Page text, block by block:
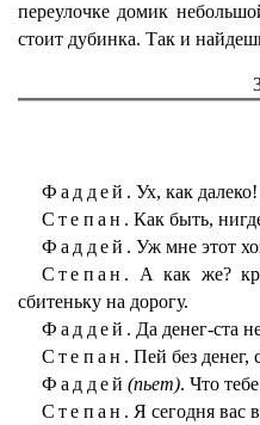
переулочке домик
стоит дубинка. Так и
Фаддей. Ух, как далеко!
Степан. Как быть,
Фаддей. Уж мне этот
Степан. А как же?
сбитеньку на дорогу.
Фаддей. Да денег-ста
Степан. Пей без денег,
Фаддей (пьет). Что
Степан. Я сегодня вас